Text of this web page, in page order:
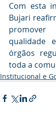
Com esta
Bujari
promover
qualidade
órgãos
toda a
Institucional e